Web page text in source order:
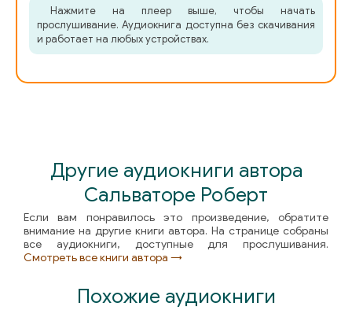
055_Глава 23
056
Нажмите на плеер выше, чтобы начать
прослушивание. Аудиокнига доступна без скачивания
и работает на любых устройствах.
Другие аудиокниги автора
Сальваторе Роберт
Если вам понравилось это произведение, обратите
внимание на другие книги автора. На странице собраны
все аудиокниги, доступные для прослушивания.
Смотреть все книги автора →
Похожие аудиокниги